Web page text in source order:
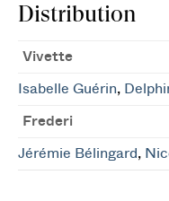
Distribution
Vivette
Isabelle Guérin,
Frederi
Jérémie Bélingard,